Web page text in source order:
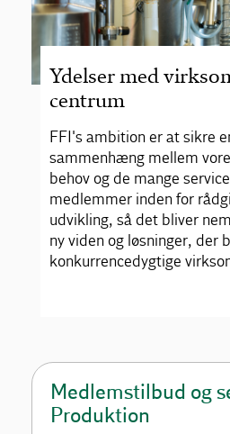
Ydelser med
centrum
FFI's ambition er at sikre
sammenhæng mellem
behov og de mange
medlemmer inden for
udvikling, så det bliver
ny viden og løsninger, der
konkurrencedygtige
Medlemstilbud og
Produktion